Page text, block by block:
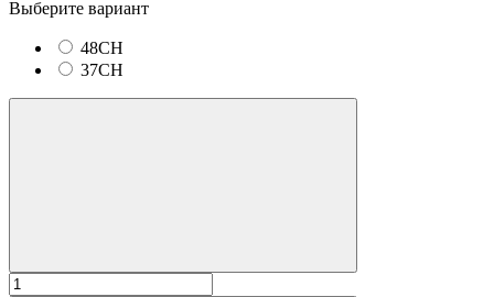
Выберите вариант
48CH
37CH